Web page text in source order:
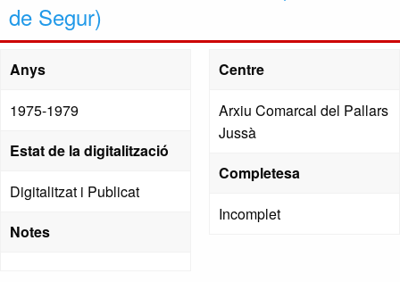
de Segur)
Anys
1975-1979
Estat de la digitalització
Digitalitzat i Publicat
Notes
Centre
Arxiu Comarcal del Pallars
Jussà
Completesa
Incomplet